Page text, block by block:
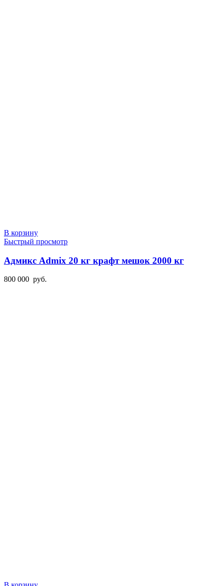
В корзину
Быстрый просмотр
Адмикс Admix 20 кг крафт мешок 2000 кг
800 000 руб.